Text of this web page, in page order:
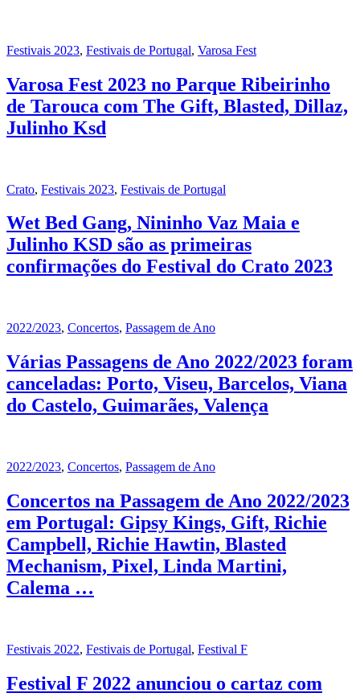
Festivais 2023, Festivais de Portugal, Varosa Fest
Varosa Fest 2023 no Parque Ribeirinho
de Tarouca com The Gift, Blasted, Dillaz,
Julinho Ksd
Crato, Festivais 2023, Festivais de Portugal
Wet Bed Gang, Nininho Vaz Maia e
Julinho KSD são as primeiras
confirmações do Festival do Crato 2023
2022/2023, Concertos, Passagem de Ano
Várias Passagens de Ano 2022/2023 foram
canceladas: Porto, Viseu, Barcelos, Viana
do Castelo, Guimarães, Valença
2022/2023, Concertos, Passagem de Ano
Concertos na Passagem de Ano 2022/2023
em Portugal: Gipsy Kings, Gift, Richie
Campbell, Richie Hawtin, Blasted
Mechanism, Pixel, Linda Martini,
Calema …
Festivais 2022, Festivais de Portugal, Festival F
Festival F 2022 anunciou o cartaz com